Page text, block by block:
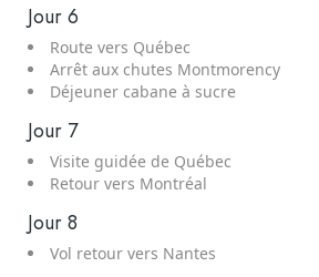
Jour 6
Route vers Québec
Arrêt aux chutes Montmorency
Déjeuner cabane à sucre
Jour 7
Visite guidée de Québec
Retour vers Montréal
Jour 8
Vol retour vers Nantes